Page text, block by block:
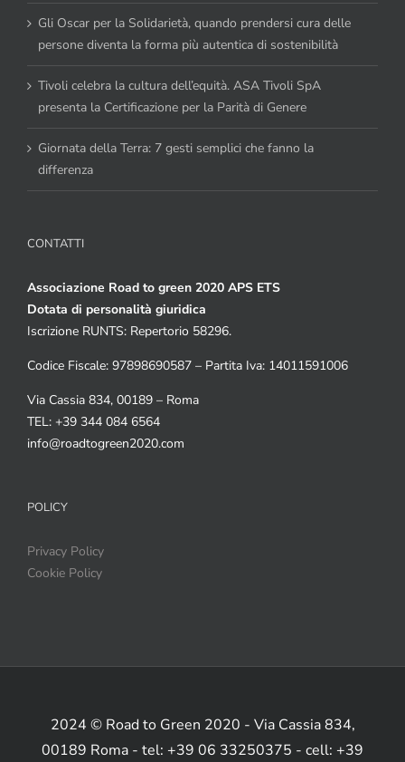
Gli Oscar per la Solidarietà, quando prendersi cura delle
persone diventa la forma più autentica di sostenibilità
Tivoli celebra la cultura dell’equità. ASA Tivoli SpA
presenta la Certificazione per la Parità di Genere
Giornata della Terra: 7 gesti semplici che fanno la
differenza
CONTATTI
Associazione Road to green 2020 APS ETS
Dotata di personalità giuridica
Iscrizione RUNTS: Repertorio 58296.
Codice Fiscale: 97898690587 – Partita Iva: 14011591006
Via Cassia 834, 00189 – Roma
TEL: +39 344 084 6564
info@roadtogreen2020.com
POLICY
Privacy Policy
Cookie Policy
2024 © Road to Green 2020 - Via Cassia 834,
00189 Roma - tel: +39 06 33250375 - cell: +39